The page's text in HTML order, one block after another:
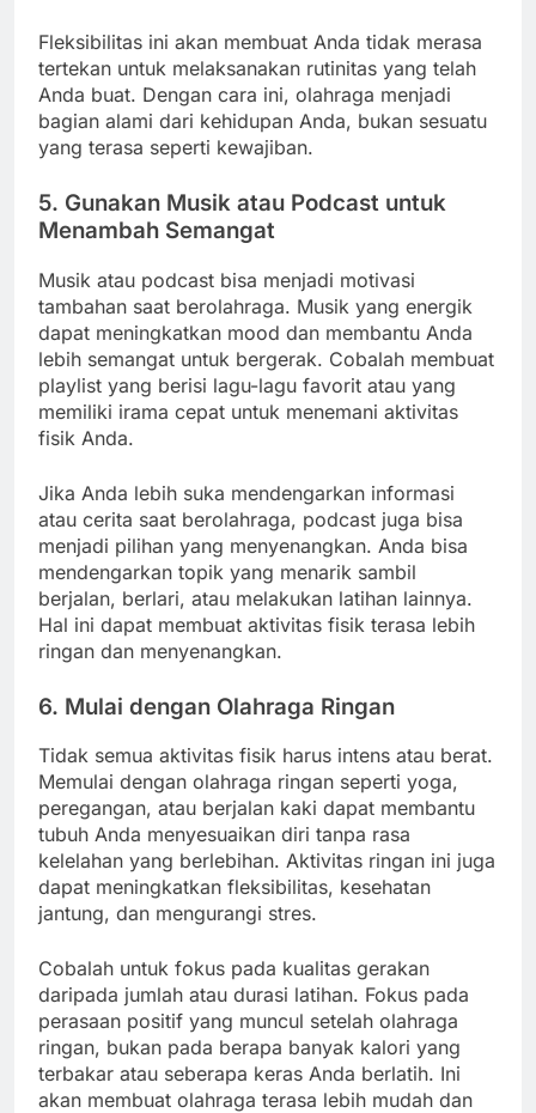
Fleksibilitas ini akan membuat Anda tidak merasa
tertekan untuk melaksanakan rutinitas yang telah
Anda buat. Dengan cara ini, olahraga menjadi
bagian alami dari kehidupan Anda, bukan sesuatu
yang terasa seperti kewajiban.
5. Gunakan Musik atau Podcast untuk
Menambah Semangat
Musik atau podcast bisa menjadi motivasi
tambahan saat berolahraga. Musik yang energik
dapat meningkatkan mood dan membantu Anda
lebih semangat untuk bergerak. Cobalah membuat
playlist yang berisi lagu-lagu favorit atau yang
memiliki irama cepat untuk menemani aktivitas
fisik Anda.
Jika Anda lebih suka mendengarkan informasi
atau cerita saat berolahraga, podcast juga bisa
menjadi pilihan yang menyenangkan. Anda bisa
mendengarkan topik yang menarik sambil
berjalan, berlari, atau melakukan latihan lainnya.
Hal ini dapat membuat aktivitas fisik terasa lebih
ringan dan menyenangkan.
6. Mulai dengan Olahraga Ringan
Tidak semua aktivitas fisik harus intens atau berat.
Memulai dengan olahraga ringan seperti yoga,
peregangan, atau berjalan kaki dapat membantu
tubuh Anda menyesuaikan diri tanpa rasa
kelelahan yang berlebihan. Aktivitas ringan ini juga
dapat meningkatkan fleksibilitas, kesehatan
jantung, dan mengurangi stres.
Cobalah untuk fokus pada kualitas gerakan
daripada jumlah atau durasi latihan. Fokus pada
perasaan positif yang muncul setelah olahraga
ringan, bukan pada berapa banyak kalori yang
terbakar atau seberapa keras Anda berlatih. Ini
akan membuat olahraga terasa lebih mudah dan